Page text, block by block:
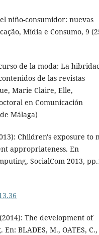
niño-consumidor: nuevas
Mídia e Consumo, 9
de la moda: La
de las revistas
Marie Claire, Elle,
en Comunicación
Málaga)
Children's exposure to
appropriateness. En
SocialCom 2013,
(2014): The development of
BLADES, M., OATES, C.,